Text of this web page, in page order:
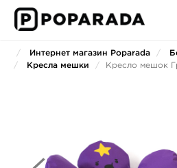
Интернет магазин Poparada
Кресла мешки
Кресло мешок